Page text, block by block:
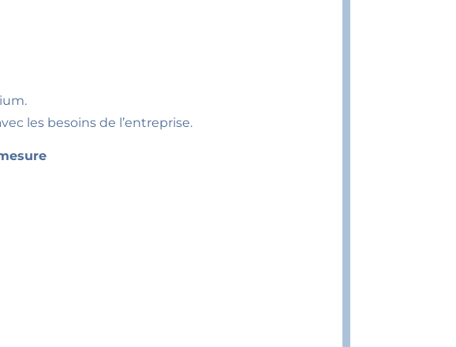
les besoins de l’entreprise.